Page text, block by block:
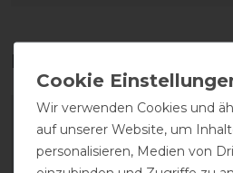
Das perfekte
-20%
Wir verwenden Cookies und
auf unserer Website, um
personalisieren, Medien von